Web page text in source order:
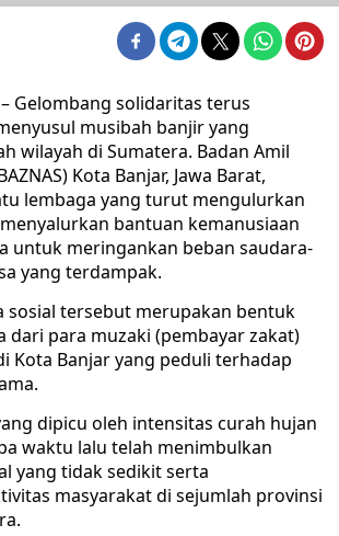
– Gelombang solidaritas terus
musibah banjir yang
wilayah di Sumatera. Badan Amil
Kota Banjar, Jawa Barat,
lembaga yang turut mengulurkan
bantuan kemanusiaan
untuk meringankan beban saudara-
yang terdampak.
sosial tersebut merupakan bentuk
dari para muzaki (pembayar zakat)
Kota Banjar yang peduli terhadap
dipicu oleh intensitas curah hujan
waktu lalu telah menimbulkan
yang tidak sedikit serta
masyarakat di sejumlah provinsi